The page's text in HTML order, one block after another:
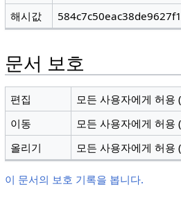
해시값
문서 보호
편집
모든 사용자에게 허용
이동
모든 사용자에게 허용
올리기
모든 사용자에게 허용
이 문서의 보호 기록을 봅니다.